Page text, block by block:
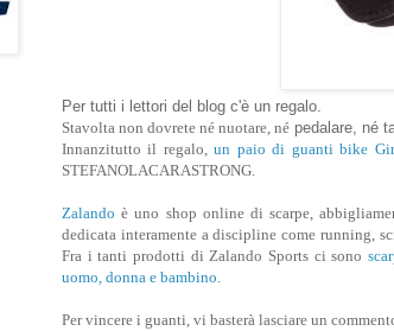
Per tutti i lettori del blog c'è un regalo.
Stavolta non dovrete né nuotare, né pedalare, né
Innanzitutto il regalo,un paio di guanti bike
STEFANOLACARASTRONG.
Zalando è uno shop online di scarpe,
dedicata interamente a discipline come running,
Fra i tanti prodotti di Zalando Sports ci sono
uomo, donna e bambino.
Per vincere i guanti, vi basterà lasciare un